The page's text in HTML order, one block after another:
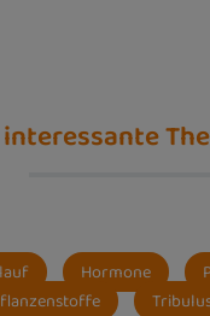
Hormone